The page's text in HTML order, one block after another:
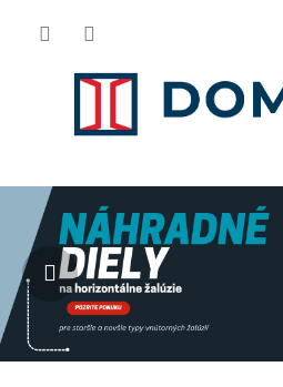
Predchádzajúce